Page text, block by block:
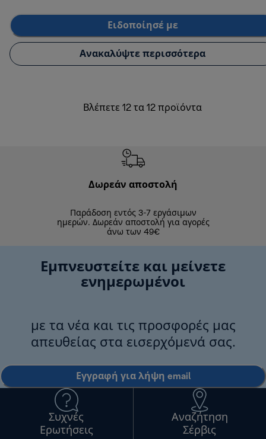
Ειδοποίησέ με
Ανακαλύψτε περισσότερα
Βλέπετε 12 τα 12 προϊόντα
Δωρεάν αποστολή
Παράδοση εντός 3-7 εργάσιμων
ημερών. Δωρεάν αποστολή για αγορές
άνω των 49€
Εμπνευστείτε και μείνετε
ενημερωμένοι
με τα νέα και τις προσφορές μας
απευθείας στα εισερχόμενά σας.
Εγγραφή για λήψη email
Συχνές
Ερωτήσεις
Αναζήτηση
Σέρβις